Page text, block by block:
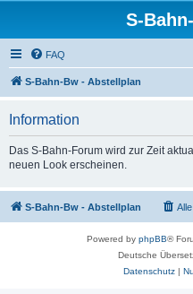
S-
FAQ
S-Bahn-Bw - Abstellplan
Information
Das S-Bahn-Forum wird zur Zeit
neuen Look erscheinen.
S-Bahn-Bw - Abstellplan
Powered by phpBB®
Deutsche
Datenschutz|